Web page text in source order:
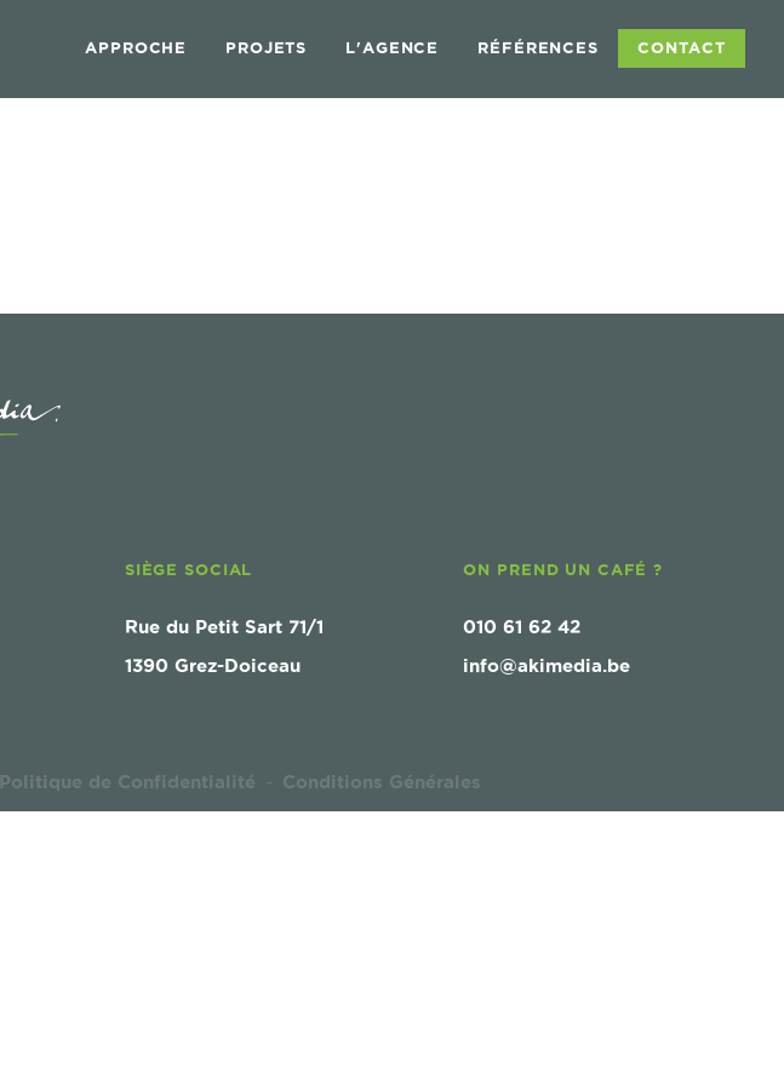
APPROCHE PROJETS L'AGENCE RÉFÉRENCES CONTACT
SIÈGE SOCIAL
Rue du Petit Sart 71/1
1390 Grez-Doiceau
ON PREND UN CAFÉ ?
010 61 62 42
info@akimedia.be
Politique de Confidentialité - Conditions Générales